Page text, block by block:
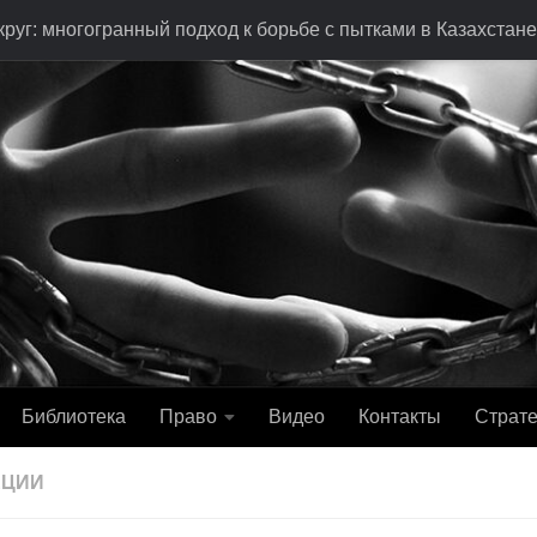
многогранный подход к борьбе с пытками в Казахстане
Библиотека Право Видео Контакты